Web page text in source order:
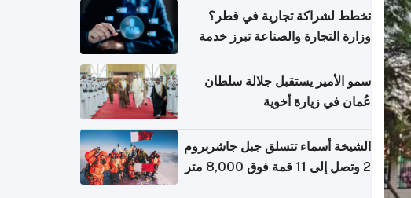
تخطط لشراكة تجارية في قطر؟
وزارة التجارة والصناعة تبرز خدمة
سمو الأمير يستقبل جلالة سلطان
عُمان في زيارة أخوية
الشيخة أسماء تتسلق جبل جاشربروم
2 وتصل إلى 11 قمة فوق 8,000 متر